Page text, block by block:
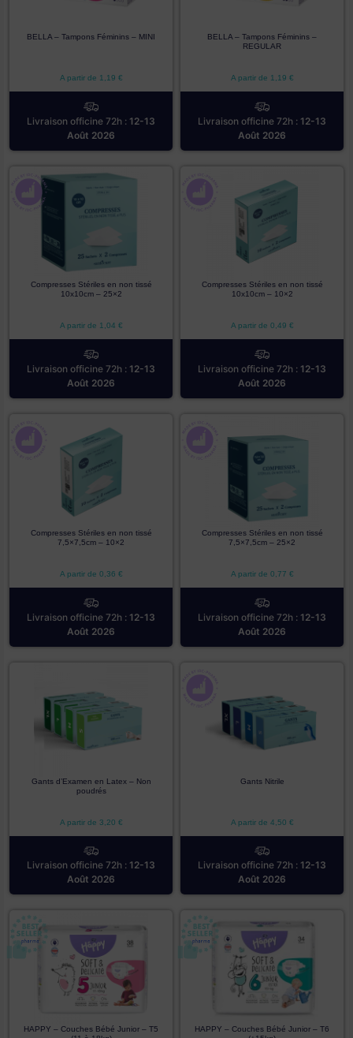
BELLA – Tampons Féminins – MINI
A partir de 1,19 €
Livraison officine 72h : 12-13
Août 2026
BELLA – Tampons Féminins –
REGULAR
A partir de 1,19 €
Livraison officine 72h : 12-13
Août 2026
Compresses Stériles en non tissé
10x10cm – 25×2
A partir de 1,04 €
Livraison officine 72h : 12-13
Août 2026
Compresses Stériles en non tissé
10x10cm – 10×2
A partir de 0,49 €
Livraison officine 72h : 12-13
Août 2026
Compresses Stériles en non tissé
7,5×7,5cm – 10×2
A partir de 0,36 €
Livraison officine 72h : 12-13
Août 2026
Compresses Stériles en non tissé
7,5×7,5cm – 25×2
A partir de 0,77 €
Livraison officine 72h : 12-13
Août 2026
Gants d’Examen en Latex – Non
poudrés
A partir de 3,20 €
Livraison officine 72h : 12-13
Août 2026
Gants Nitrile
A partir de 4,50 €
Livraison officine 72h : 12-13
Août 2026
HAPPY – Couches Bébé Junior – T5
HAPPY – Couches Bébé Junior – T6